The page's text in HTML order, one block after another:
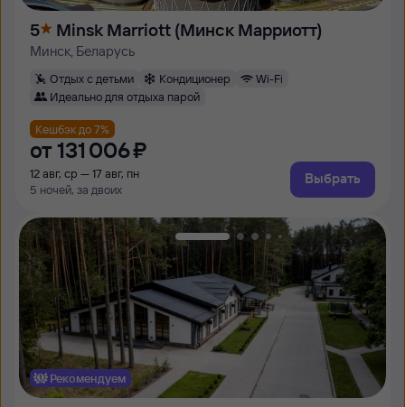
5 Minsk Marriott (Минск Марриотт)
Минск, Беларусь
Отдых с детьми Кондиционер
Wi-Fi
Идеально для отдыха парой
Кешбэк до 7%
от 131 ⁠006 ⁠₽
12 авг, ср — 17 авг, пн
5 ночей, за двоих
Выбрать
Рекомендуем